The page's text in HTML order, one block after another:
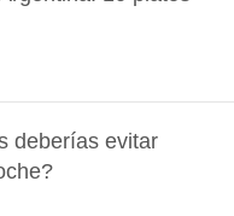
deberías evitar